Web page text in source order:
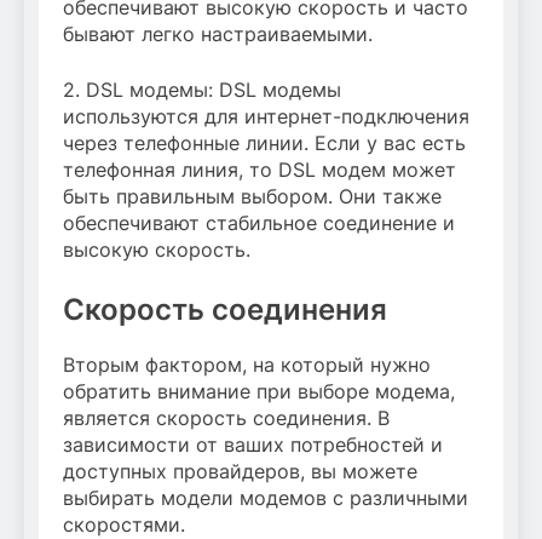
обеспечивают высокую скорость и часто
бывают легко настраиваемыми.
2. DSL модемы: DSL модемы
используются для интернет-подключения
через телефонные линии. Если у вас есть
телефонная линия, то DSL модем может
быть правильным выбором. Они также
обеспечивают стабильное соединение и
высокую скорость.
Скорость соединения
Вторым фактором, на который нужно
обратить внимание при выборе модема,
является скорость соединения. В
зависимости от ваших потребностей и
доступных провайдеров, вы можете
выбирать модели модемов с различными
скоростями.